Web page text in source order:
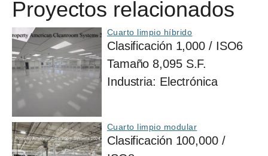
Proyectos relacionados
Cuarto limpio híbrido
Clasificación 1,000 / ISO6
Tamaño 8,095 S.F.
Industria: Electrónica
Cuarto limpio modular
Clasificación 100,000 /